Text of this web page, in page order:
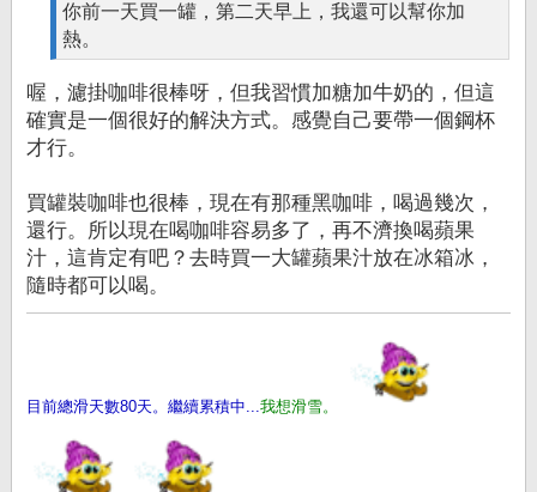
你前一天買一罐，第二天早上，我還可以幫你加
熱。
喔，濾掛咖啡很棒呀，但我習慣加糖加牛奶的，但這
確實是一個很好的解決方式。感覺自己要帶一個鋼杯
才行。
買罐裝咖啡也很棒，現在有那種黑咖啡，喝過幾次，
還行。所以現在喝咖啡容易多了，再不濟換喝蘋果
汁，這肯定有吧？去時買一大罐蘋果汁放在冰箱冰，
隨時都可以喝。
目前總滑天數80天。繼續累積中...我想滑雪。